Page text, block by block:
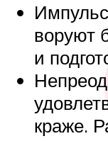
воруют
и
краже.